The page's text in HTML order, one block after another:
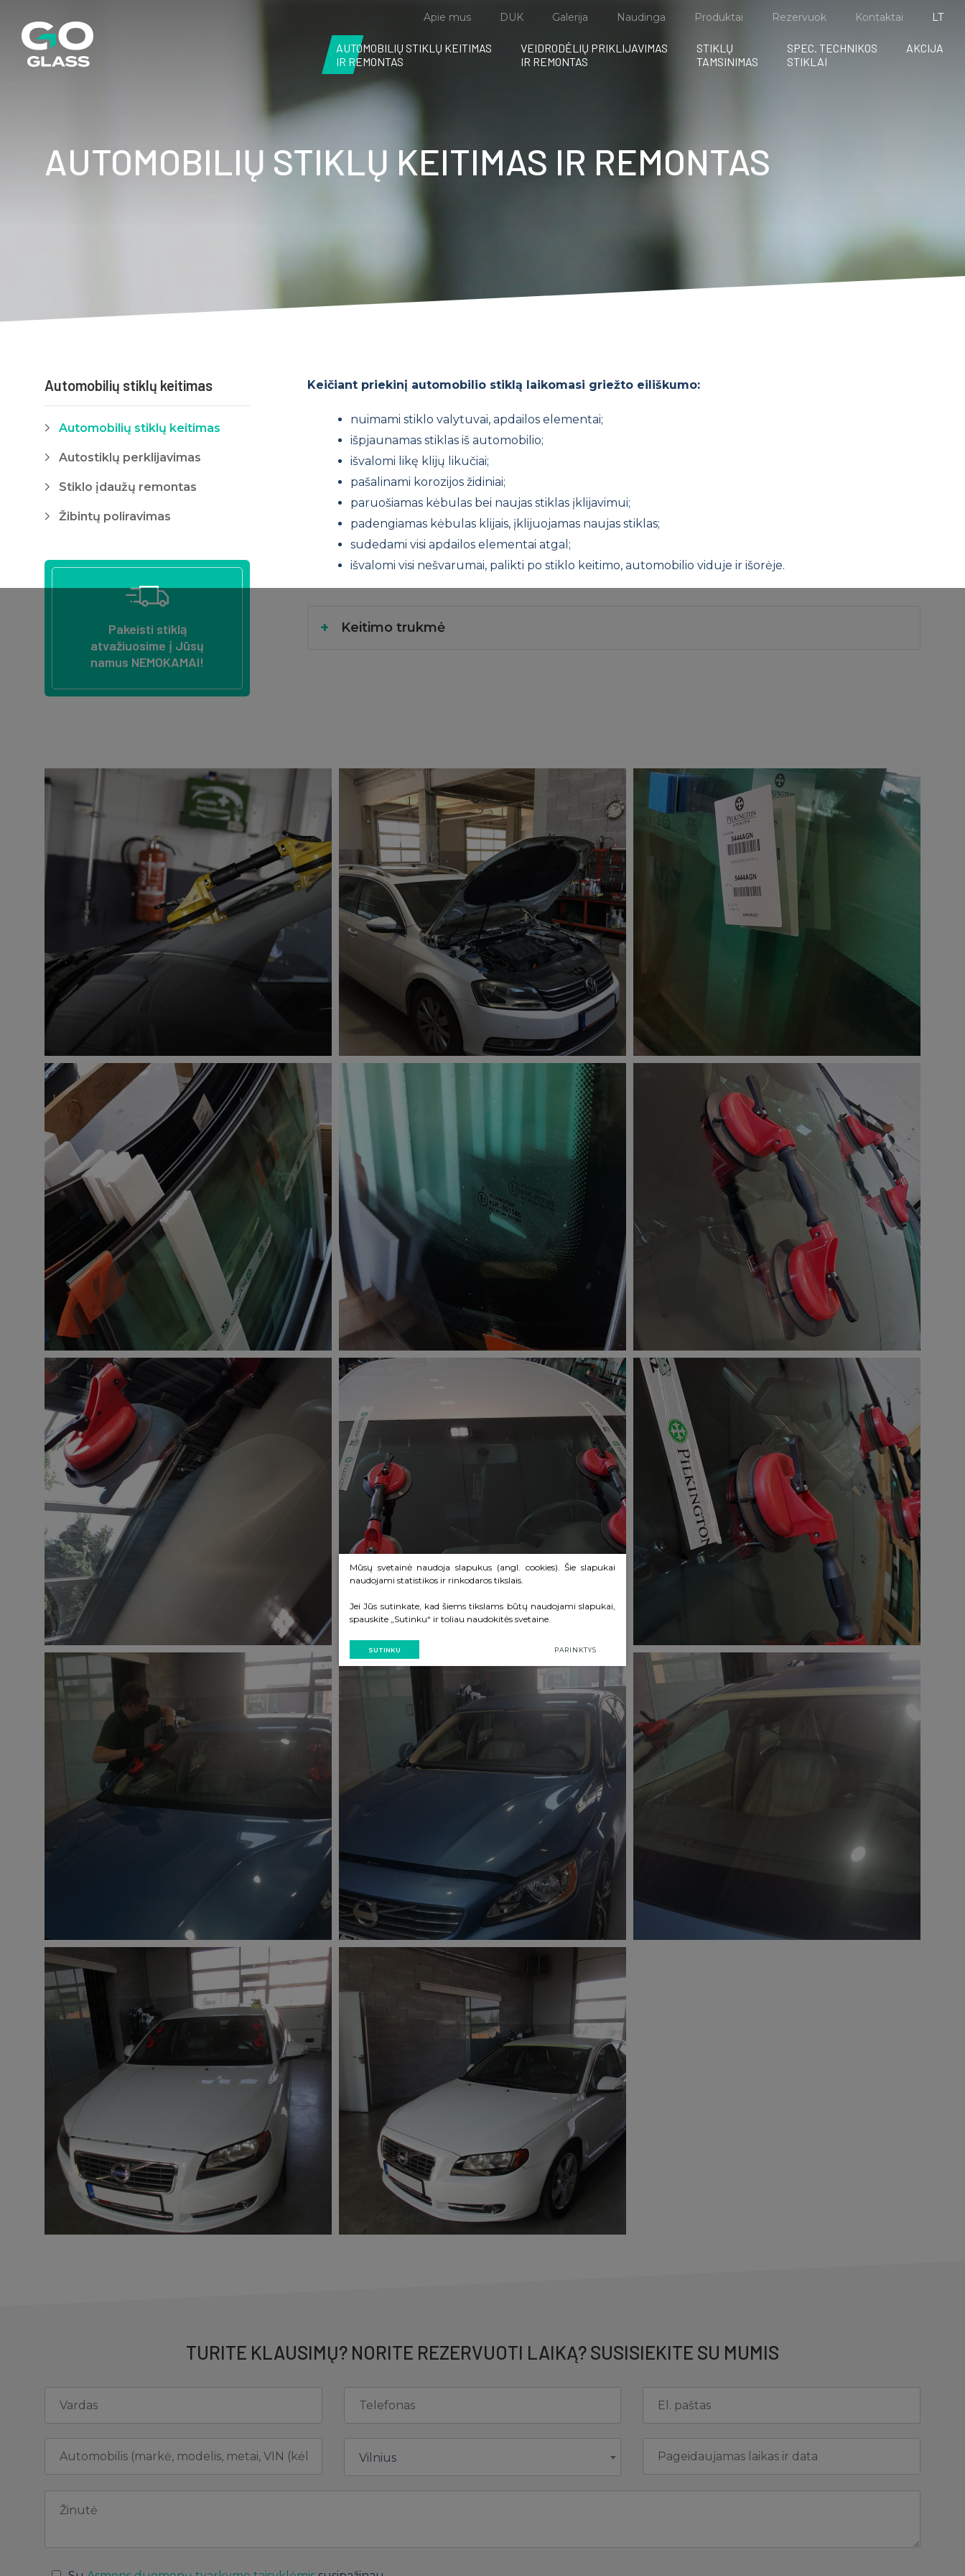
Apie mus DUK Galerija Naudinga Produktai Rezervuok Kontaktai LT
AUTOMOBILIŲ STIKLŲ KEITIMAS
IR REMONTAS
VEIDRODĖLIŲ PRIKLIJAVIMAS
IR REMONTAS
STIKLŲ
TAMSINIMAS
SPEC. TECHNIKOS
STIKLAI
AKCIJA
AUTOMOBILIŲ STIKLŲ KEITIMAS IR REMONTAS
Automobilių stiklų keitimas
Automobilių stiklų keitimas
Autostiklų perklijavimas
Stiklo įdaužų remontas
Žibintų poliravimas
Pakeisti stiklą
atvažiuosime į Jūsų
namus NEMOKAMAI!
Keičiant priekinį automobilio stiklą laikomasi griežto eiliškumo:
nuimami stiklo valytuvai, apdailos elementai;
išpjaunamas stiklas iš automobilio;
išvalomi likę klijų likučiai;
pašalinami korozijos židiniai;
paruošiamas kėbulas bei naujas stiklas įklijavimui;
padengiamas kėbulas klijais, įklijuojamas naujas stiklas;
sudedami visi apdailos elementai atgal;
išvalomi visi nešvarumai, palikti po stiklo keitimo, automobilio viduje ir išorėje.
Keitimo trukmė
TURITE KLAUSIMŲ? NORITE REZERVUOTI LAIKĄ? SUSISIEKITE SU MUMIS
Vilnius
Mūsų svetainė naudoja slapukus (angl. cookies). Šie slapukai
naudojami statistikos ir rinkodaros tikslais.
Jei Jūs sutinkate, kad šiems tikslams būtų naudojami slapukai,
spauskite „Sutinku“ ir toliau naudokitės svetaine.
SUTINKU PARINKTYS